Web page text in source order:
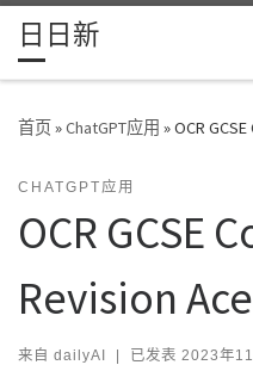
Skip to content
日日新
首页»ChatGPT应用 »OCR
CHATGPT应用
OCR GCSE
Revision Ace
来自 dailyAI | 已发表 2023年